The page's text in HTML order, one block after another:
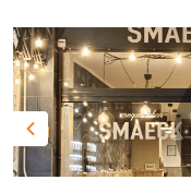
Previous